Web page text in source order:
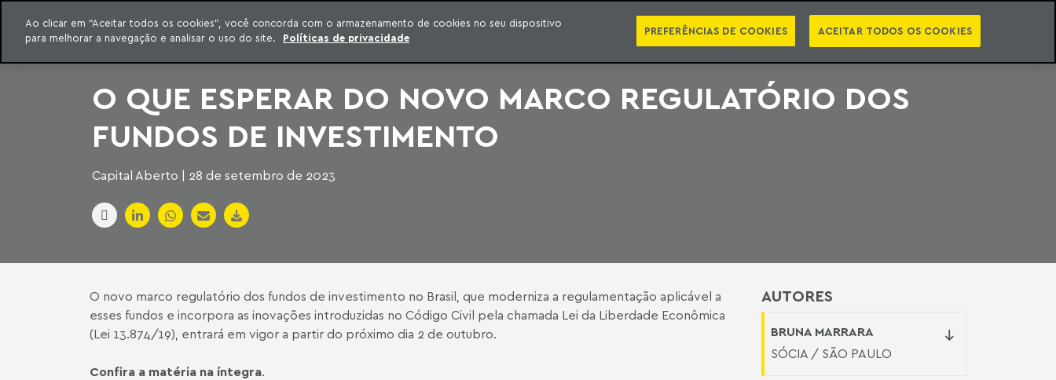
para o conteúdo
Machado Meyer
INTELIGÊNCIA JURÍDICA
CONTEÚDO EXCLUSIVO MACHADO MEYER ADVOGADOS
SÉRIES PUBLICAÇÕES EBOOKS PODCASTS NEWSLETTER VIDEOCASTS PT EN CATEGORIAS
O QUE ESPERAR DO NOVO MARCO REGULATÓRIO DOS
FUNDOS DE INVESTIMENTO
Capital Aberto | 28 de setembro de 2023
AUTORES
BRUNA MARRARA
SÓCIA / SÃO PAULO
O novo marco regulatório dos fundos de investimento no Brasil, que moderniza a regulamentação aplicável a
esses fundos e incorpora as inovações introduzidas no Código Civil pela chamada Lei da Liberdade Econômica
(Lei 13.874/19), entrará em vigor a partir do próximo dia 2 de outubro.
Confira a matéria na íntegra.
Ao clicar em “Aceitar todos os cookies”, você concorda com o armazenamento de cookies no seu dispositivo
para melhorar a navegação e analisar o uso do site.
Políticas de privacidade
PREFERÊNCIAS DE COOKIES ACEITAR TODOS OS COOKIES